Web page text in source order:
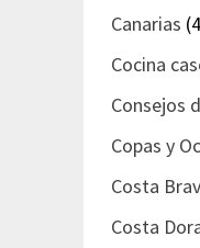
Canarias
Cocina
Consejos
Copas y
Costa
Costa